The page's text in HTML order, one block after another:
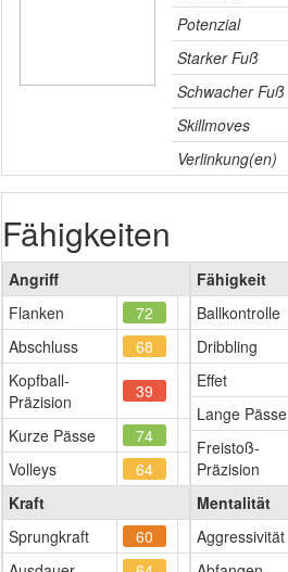
Potenzial
Starker Fuß
Schwacher Fuß
Skillmoves
Verlinkung(en)
Fähigkeiten
Angriff
Flanken
72
Abschluss
68
Kopfball-
Präzision
39
Kurze Pässe
74
Volleys
64
Kraft
Sprungkraft
60
Fähigkeit
Ballkontrolle
Dribbling
Effet
Lange Pässe
Freistoß-
Präzision
Mentalität
Aggressivität